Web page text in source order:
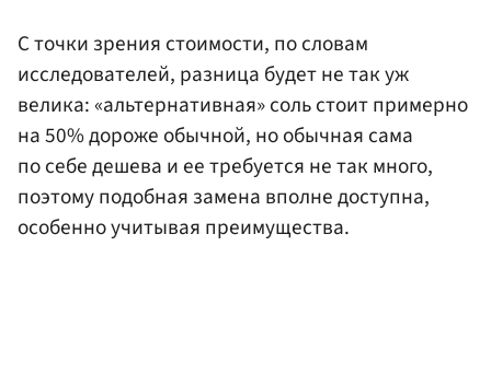
С точки зрения стоимости, по словам
исследователей, разница будет не так уж
велика: «альтернативная» соль стоит примерно
на 50% дороже обычной, но обычная сама
по себе дешева и ее требуется не так много,
поэтому подобная замена вполне доступна,
особенно учитывая преимущества.